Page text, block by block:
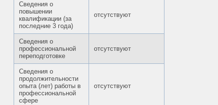
Сведения о
повышении
квалификации (за
последние 3 года)
отсутствуют
Сведения о
профессиональной
переподготовке
отсутствуют
Сведения о
продолжительности
опыта (лет) работы в
профессиональной
сфере
отсутствуют